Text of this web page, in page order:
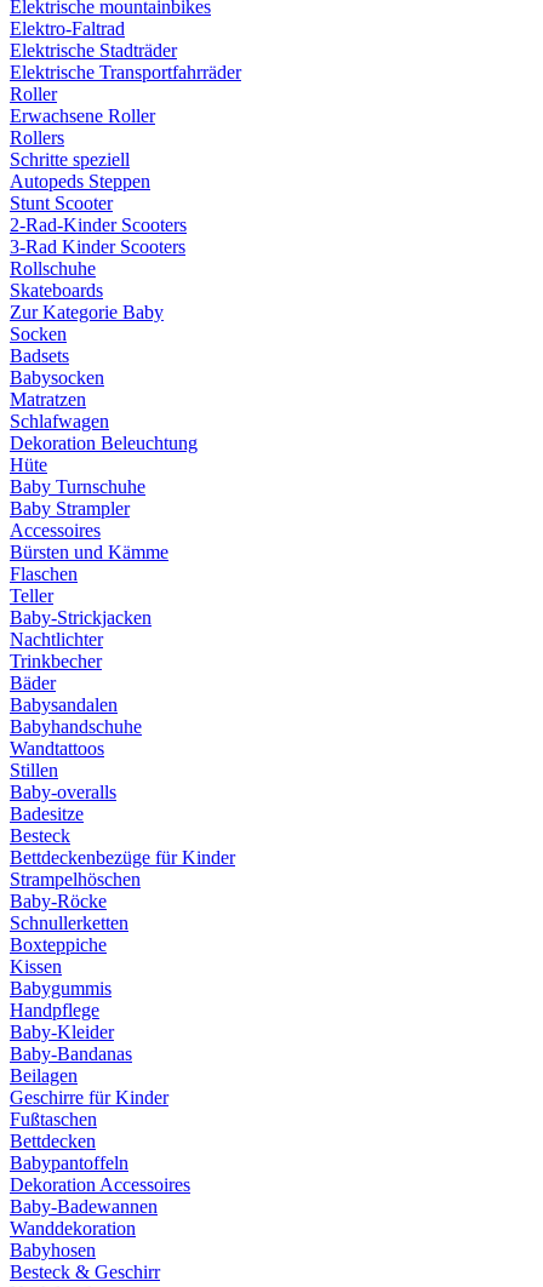
Elektrische mountainbikes
Elektro-Faltrad
Elektrische Stadträder
Elektrische Transportfahrräder
Roller
Erwachsene Roller
Rollers
Schritte speziell
Autopeds Steppen
Stunt Scooter
2-Rad-Kinder Scooters
3-Rad Kinder Scooters
Rollschuhe
Skateboards
Zur Kategorie Baby
Socken
Badsets
Babysocken
Matratzen
Schlafwagen
Dekoration Beleuchtung
Hüte
Baby Turnschuhe
Baby Strampler
Accessoires
Bürsten und Kämme
Flaschen
Teller
Baby-Strickjacken
Nachtlichter
Trinkbecher
Bäder
Babysandalen
Babyhandschuhe
Wandtattoos
Stillen
Baby-overalls
Badesitze
Besteck
Bettdeckenbezüge für Kinder
Strampelhöschen
Baby-Röcke
Schnullerketten
Boxteppiche
Kissen
Babygummis
Handpflege
Baby-Kleider
Baby-Bandanas
Beilagen
Geschirre für Kinder
Fußtaschen
Bettdecken
Babypantoffeln
Dekoration Accessoires
Baby-Badewannen
Wanddekoration
Babyhosen
Besteck & Geschirr